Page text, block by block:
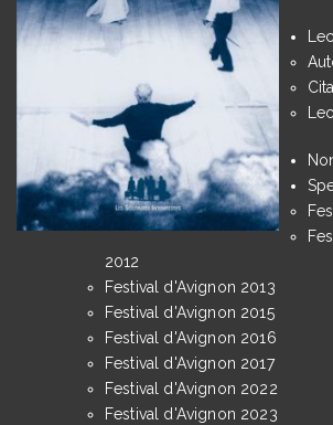
2012
Festival d'Avignon 2013
Festival d'Avignon 2015
Festival d'Avignon 2016
Festival d'Avignon 2017
Festival d'Avignon 2022
Festival d'Avignon 2023